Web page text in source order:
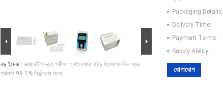
বড় ইমেজ : ডায়াবেটিস দ্রুত পরীক্ষা গ্লাইকোসিলেটেড হিমোগ্লোবিন স্তর
পরিমাপ 99.1% নির্ভুলতার সাথে
Packaging Details:
Delivery Time:
Payment Terms:
Supply Ability:
যোগাযোগ